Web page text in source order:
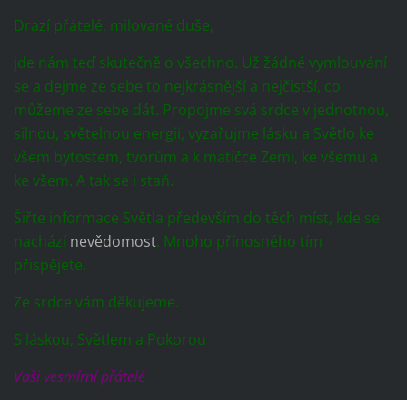
Drazí přátelé, milované duše,
jde nám teď skutečně o všechno. Už žádné vymlouvání
se a dejme ze sebe to nejkrásnější a nejčistší, co
můžeme ze sebe dát. Propojme svá srdce v jednotnou,
silnou, světelnou energii, vyzařujme lásku a Světlo ke
všem bytostem, tvorům a k matičce Zemi, ke všemu a
ke všem. A tak se i staň.
Šiřte informace Světla především do těch míst, kde se
nachází nevědomost. Mnoho přínosného tím
přispějete.
Ze srdce vám děkujeme.
S láskou, Světlem a Pokorou
Vaši vesmírní přátelé